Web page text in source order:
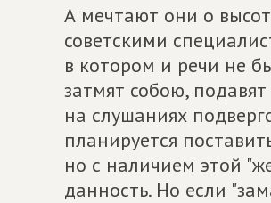
А мечтают они о
советскими
в котором и речи не
затмят собою,
на слушаниях
планируется
но с наличием этой
данность. Но если